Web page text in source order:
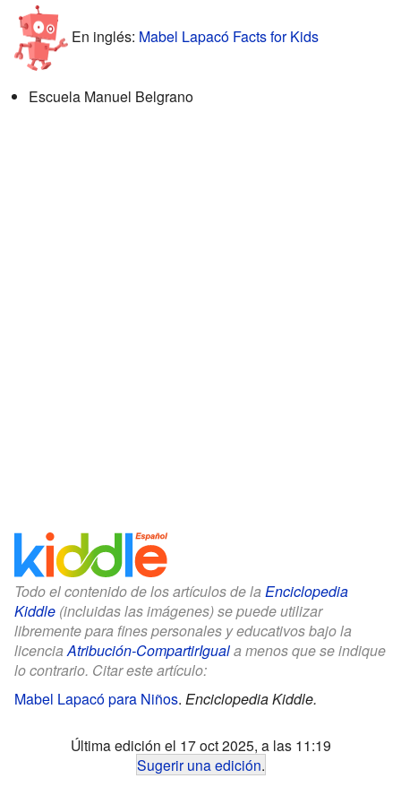
En inglés: Mabel Lapacó Facts for Kids
Escuela Manuel Belgrano
Todo el contenido de los artículos de la Enciclopedia
Kiddle (incluidas las imágenes) se puede utilizar
libremente para fines personales y educativos bajo la
licenciaAtribución-CompartirIguala menos que se indique
lo contrario. Citar este artículo:
Mabel Lapacó para Niños. Enciclopedia Kiddle.
Última edición el 17 oct 2025, a las 11:19
Sugerir una edición.